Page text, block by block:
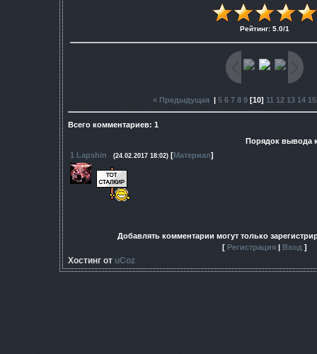
Рейтинг: 5.0/1
« Предыдущая | 5 6 7 8 9 [10] 11 12 13 14 15
Всего комментариев: 1
Порядок вывода
1
Lapshin (24.02.2017 18:02) [Материал]
Добавлять комментарии могут только
[ Регистрация Вход ]
Хостинг от uCoz